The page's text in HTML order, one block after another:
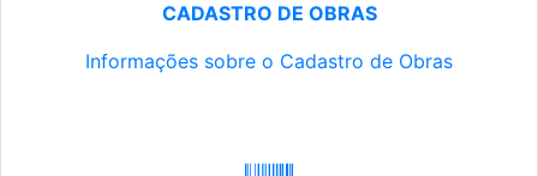
CADASTRO DE OBRAS
Informações sobre o Cadastro de Obras